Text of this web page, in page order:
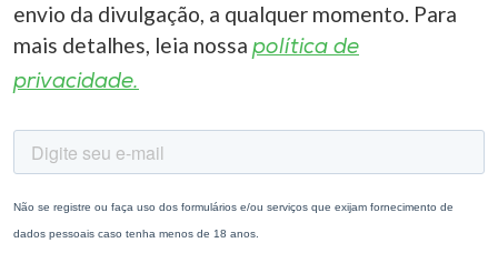
envio da divulgação, a qualquer momento. Para
mais detalhes, leia nossa política de
privacidade.